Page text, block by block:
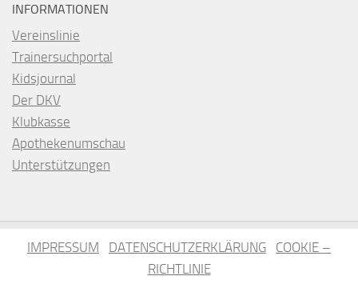
INFORMATIONEN
Vereinslinie
Trainersuchportal
Kidsjournal
Der DKV
Klubkasse
Apothekenumschau
Unterstützungen
IMPRESSUM DATENSCHUTZERKLÄRUNG
COOKIE –
RICHTLINIE